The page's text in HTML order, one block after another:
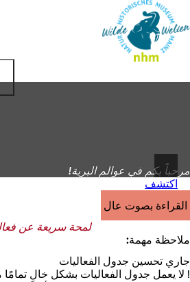
الانتقال إلى المحتوى
الصفحة
الرئيسية
مرحباً بكم في عوالم البرية!
اكتشف
القراءة بصوت عالٍ
لمحة سريعة عن
ملاحظة مهمة:
جاري تحسين جدول الفعاليات
! لا يعمل جدول الفعاليات بشكل خالٍ